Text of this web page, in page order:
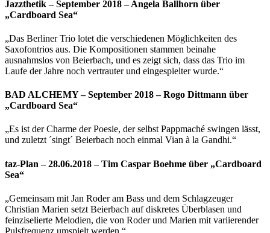
Jazzthetik – September 2018 – Angela Ballhorn über
„Cardboard Sea“
„Das Berliner Trio lotet die verschiedenen Möglichkeiten des
Saxofontrios aus. Die Kompositionen stammen beinahe
ausnahmslos von Beierbach, und es zeigt sich, dass das Trio im
Laufe der Jahre noch vertrauter und eingespielter wurde.“
BAD ALCHEMY – September 2018 – Rogo Dittmann über
„Cardboard Sea“
„Es ist der Charme der Poesie, der selbst Pappmaché swingen lässt,
und zuletzt ´singt´ Beierbach noch einmal Vian à la Gandhi.“
taz-Plan – 28.06.2018 – Tim Caspar Boehme über „Cardboard
Sea“
„Gemeinsam mit Jan Roder am Bass und dem Schlagzeuger
Christian Marien setzt Beierbach auf diskretes Überblasen und
feinziselierte Melodien, die von Roder und Marien mit variierender
Pulsfrequenz umspielt werden.“